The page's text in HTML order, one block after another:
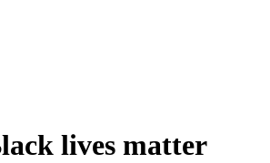
lives matter